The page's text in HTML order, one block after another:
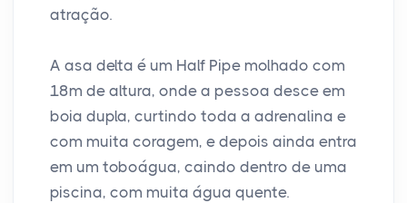
atração.
A asa delta é um Half Pipe molhado com
18m de altura, onde a pessoa desce em
boia dupla, curtindo toda a adrenalina e
com muita coragem, e depois ainda entra
em um toboágua, caindo dentro de uma
piscina, com muita água quente.